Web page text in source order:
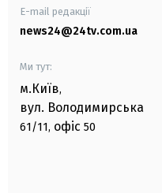
E-mail редакції
news24@24tv.com.ua
Ми тут:
м.Київ,
вул. Володимирська
61/11, офіс 50